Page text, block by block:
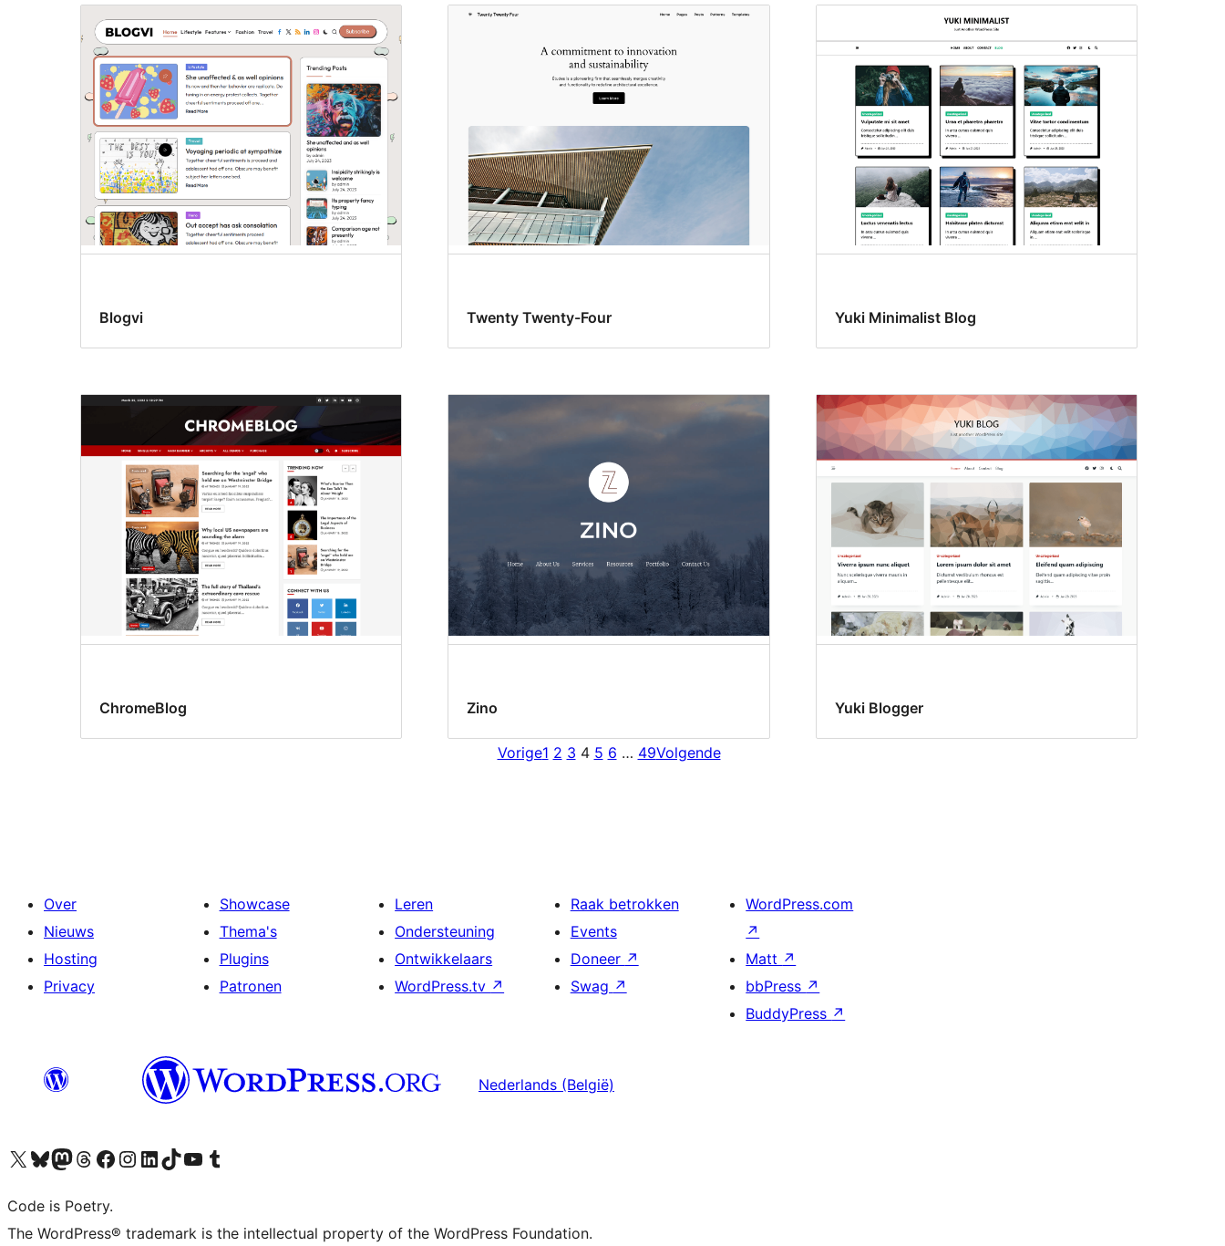
Blogvi Twenty Twenty-Four Yuki Minimalist Blog
ChromeBlog Zino Yuki Blogger
Vorige1 2 3 4 5 6 … 49Volgende
Over
Nieuws
Hosting
Privacy
Showcase
Thema's
Plugins
Patronen
Leren
Ondersteuning
Ontwikkelaars
WordPress.tv ↗
Raak betrokken
Events
Doneer ↗
Swag ↗
WordPress.com
↗
Matt ↗
bbPress ↗
BuddyPress ↗
Nederlands (België)
Bezoek ons X (voorheen Twitter) account
Bezoek onze Bluesky account
Bezoek ons Mastodon account
Bezoek onze Threads account
Onze Facebookpagina bezoeken
Bezoek onze Instagram account
Bezoek onze LinkedIn account
Bezoek onze TikTok account
Bezoek ons YouTube kanaalBezoek onze Tumblr account
Code is Poetry.
The WordPress® trademark is the intellectual property of the WordPress Foundation.